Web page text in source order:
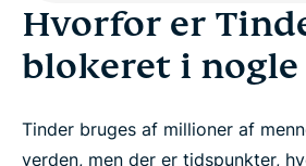
Hvorfor er
blokeret i nogle
Tinder bruges af millioner af
verden, men der er tidspunkter,